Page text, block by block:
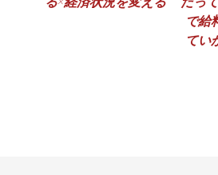
で給
てい